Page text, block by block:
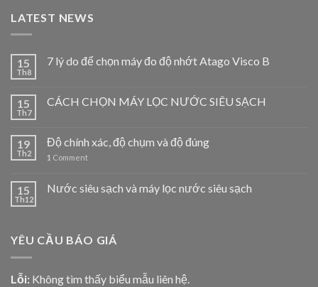
LATEST NEWS
15
Th8
7 lý do để chọn máy đo độ nhớt Atago Visco B
15
Th7
CÁCH CHỌN MÁY LỌC NƯỚC SIÊU SẠCH
19
Th2
Độ chính xác, độ chụm và độ đúng
1 Comment
15
Th12
Nước siêu sạch và máy lọc nước siêu sạch
YÊU CẦU BÁO GIÁ
Lỗi: Không tìm thấy biểu mẫu liên hệ.